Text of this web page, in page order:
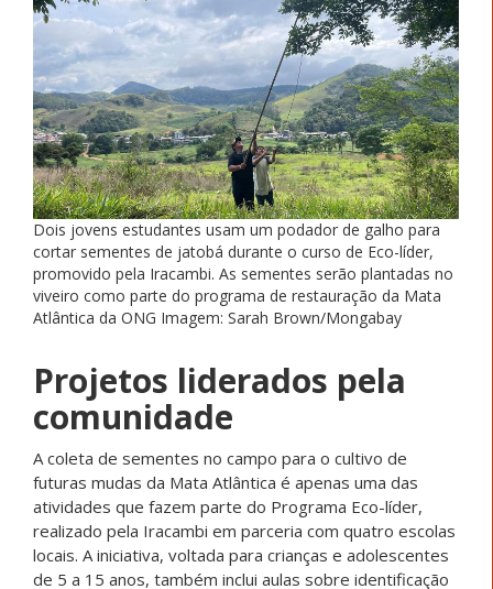
Dois jovens estudantes usam um podador de galho para
cortar sementes de jatobá durante o curso de Eco-líder,
promovido pela Iracambi. As sementes serão plantadas no
viveiro como parte do programa de restauração da Mata
Atlântica da ONG Imagem: Sarah Brown/Mongabay
Projetos liderados pela
comunidade
A coleta de sementes no campo para o cultivo de
futuras mudas da Mata Atlântica é apenas uma das
atividades que fazem parte do Programa Eco-líder,
realizado pela Iracambi em parceria com quatro escolas
locais. A iniciativa, voltada para crianças e adolescentes
de 5 a 15 anos, também inclui aulas sobre identificação